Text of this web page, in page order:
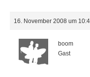
16. November 2008 um
boom
Gast